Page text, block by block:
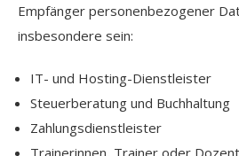
Empfänger personenbezogener
insbesondere sein:
IT- und Hosting-Dienstleister
Steuerberatung und Buchhaltung
Zahlungsdienstleister
Trainerinnen, Trainer oder